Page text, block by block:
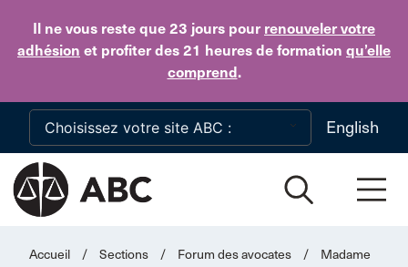
Il ne vous reste que 23 jours pour renouveler votre
adhésion et profiter des 21 heures de formation qu’elle
comprend.
Skip to main content
English
Accueil / Sections / Forum des avocates /
Madame